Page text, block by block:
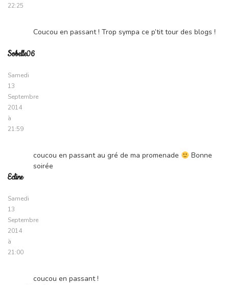
22:25
Sobelle06
Samedi
13
Septembre
2014
à
21:59
Coucou en passant ! Trop sympa ce p’tit tour des blogs !
Ecline
Samedi
13
Septembre
2014
à
21:00
coucou en passant au gré de ma promenade
Bonne
soirée
coucou en passant !